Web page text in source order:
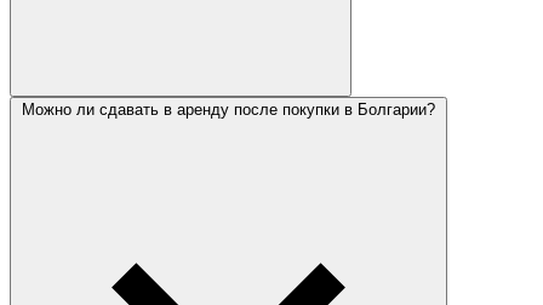
Можно ли сдавать в аренду после покупки в Болгарии?